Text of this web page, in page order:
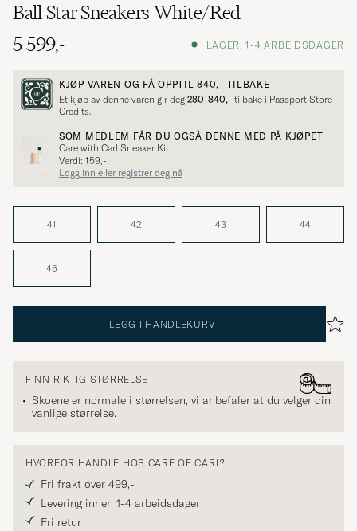
Ball Star Sneakers White/Red
5 599,-
I LAGER, 1-4 ARBEIDSDAGER
KJØP VAREN OG FÅ OPPTIL840,- TILBAKE
Et kjøp av denne varen gir deg 280-840,- tilbake i Passport Store
Credits.
SOM MEDLEM FÅR DU OGSÅ DENNE MED PÅ KJØPET
Care with Carl Sneaker Kit
Verdi: 159,-
Logg inn eller registrer deg nå
41 42 43 44
45
LEGG I HANDLEKURV
FINN RIKTIG STØRRELSE
Skoene er normale i størrelsen, vi anbefaler at du velger din
vanlige størrelse.
HVORFOR HANDLE HOS CARE OF CARL?
Fri frakt over 499,-
Levering innen 1-4 arbeidsdager
Fri retur